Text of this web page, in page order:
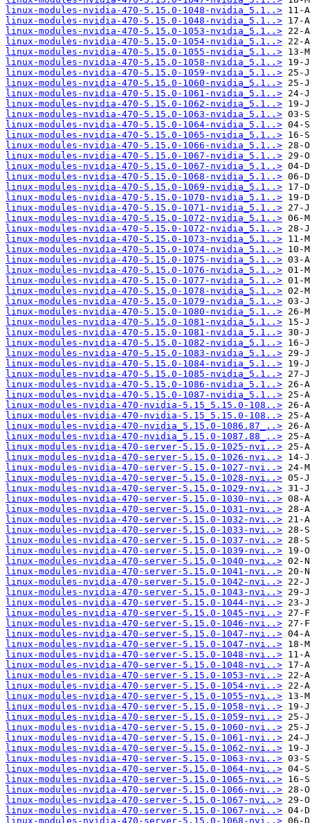
linux-modules-nvidia-470-5.15.0-1048-nvidia_5.1..>
linux-modules-nvidia-470-5.15.0-1048-nvidia_5.1..>
linux-modules-nvidia-470-5.15.0-1053-nvidia_5.1..>
linux-modules-nvidia-470-5.15.0-1054-nvidia_5.1..>
linux-modules-nvidia-470-5.15.0-1055-nvidia_5.1..>
linux-modules-nvidia-470-5.15.0-1058-nvidia_5.1..>
linux-modules-nvidia-470-5.15.0-1059-nvidia_5.1..>
linux-modules-nvidia-470-5.15.0-1060-nvidia_5.1..>
linux-modules-nvidia-470-5.15.0-1061-nvidia_5.1..>
linux-modules-nvidia-470-5.15.0-1062-nvidia_5.1..>
linux-modules-nvidia-470-5.15.0-1063-nvidia_5.1..>
linux-modules-nvidia-470-5.15.0-1064-nvidia_5.1..>
linux-modules-nvidia-470-5.15.0-1065-nvidia_5.1..>
linux-modules-nvidia-470-5.15.0-1066-nvidia_5.1..>
linux-modules-nvidia-470-5.15.0-1067-nvidia_5.1..>
linux-modules-nvidia-470-5.15.0-1067-nvidia_5.1..>
linux-modules-nvidia-470-5.15.0-1068-nvidia_5.1..>
linux-modules-nvidia-470-5.15.0-1069-nvidia_5.1..>
linux-modules-nvidia-470-5.15.0-1070-nvidia_5.1..>
linux-modules-nvidia-470-5.15.0-1071-nvidia_5.1..>
linux-modules-nvidia-470-5.15.0-1072-nvidia_5.1..>
linux-modules-nvidia-470-5.15.0-1072-nvidia_5.1..>
linux-modules-nvidia-470-5.15.0-1073-nvidia_5.1..>
linux-modules-nvidia-470-5.15.0-1074-nvidia_5.1..>
linux-modules-nvidia-470-5.15.0-1075-nvidia_5.1..>
linux-modules-nvidia-470-5.15.0-1076-nvidia_5.1..>
linux-modules-nvidia-470-5.15.0-1077-nvidia_5.1..>
linux-modules-nvidia-470-5.15.0-1078-nvidia_5.1..>
linux-modules-nvidia-470-5.15.0-1079-nvidia_5.1..>
linux-modules-nvidia-470-5.15.0-1080-nvidia_5.1..>
linux-modules-nvidia-470-5.15.0-1081-nvidia_5.1..>
linux-modules-nvidia-470-5.15.0-1081-nvidia_5.1..>
linux-modules-nvidia-470-5.15.0-1082-nvidia_5.1..>
linux-modules-nvidia-470-5.15.0-1083-nvidia_5.1..>
linux-modules-nvidia-470-5.15.0-1084-nvidia_5.1..>
linux-modules-nvidia-470-5.15.0-1085-nvidia_5.1..>
linux-modules-nvidia-470-5.15.0-1086-nvidia_5.1..>
linux-modules-nvidia-470-5.15.0-1087-nvidia_5.1..>
linux-modules-nvidia-470-nvidia-5.15_5.15.0-108..>
linux-modules-nvidia-470-nvidia-5.15_5.15.0-108..>
linux-modules-nvidia-470-nvidia_5.15.0-1086.87_..>
linux-modules-nvidia-470-nvidia_5.15.0-1087.88_..>
linux-modules-nvidia-470-server-5.15.0-1025-nvi..>
linux-modules-nvidia-470-server-5.15.0-1026-nvi..>
linux-modules-nvidia-470-server-5.15.0-1027-nvi..>
linux-modules-nvidia-470-server-5.15.0-1028-nvi..>
linux-modules-nvidia-470-server-5.15.0-1029-nvi..>
linux-modules-nvidia-470-server-5.15.0-1030-nvi..>
linux-modules-nvidia-470-server-5.15.0-1031-nvi..>
linux-modules-nvidia-470-server-5.15.0-1032-nvi..>
linux-modules-nvidia-470-server-5.15.0-1033-nvi..>
linux-modules-nvidia-470-server-5.15.0-1037-nvi..>
linux-modules-nvidia-470-server-5.15.0-1039-nvi..>
linux-modules-nvidia-470-server-5.15.0-1040-nvi..>
linux-modules-nvidia-470-server-5.15.0-1041-nvi..>
linux-modules-nvidia-470-server-5.15.0-1042-nvi..>
linux-modules-nvidia-470-server-5.15.0-1043-nvi..>
linux-modules-nvidia-470-server-5.15.0-1044-nvi..>
linux-modules-nvidia-470-server-5.15.0-1045-nvi..>
linux-modules-nvidia-470-server-5.15.0-1046-nvi..>
linux-modules-nvidia-470-server-5.15.0-1047-nvi..>
linux-modules-nvidia-470-server-5.15.0-1047-nvi..>
linux-modules-nvidia-470-server-5.15.0-1048-nvi..>
linux-modules-nvidia-470-server-5.15.0-1048-nvi..>
linux-modules-nvidia-470-server-5.15.0-1053-nvi..>
linux-modules-nvidia-470-server-5.15.0-1054-nvi..>
linux-modules-nvidia-470-server-5.15.0-1055-nvi..>
linux-modules-nvidia-470-server-5.15.0-1058-nvi..>
linux-modules-nvidia-470-server-5.15.0-1059-nvi..>
linux-modules-nvidia-470-server-5.15.0-1060-nvi..>
linux-modules-nvidia-470-server-5.15.0-1061-nvi..>
linux-modules-nvidia-470-server-5.15.0-1062-nvi..>
linux-modules-nvidia-470-server-5.15.0-1063-nvi..>
linux-modules-nvidia-470-server-5.15.0-1064-nvi..>
linux-modules-nvidia-470-server-5.15.0-1065-nvi..>
linux-modules-nvidia-470-server-5.15.0-1066-nvi..>
linux-modules-nvidia-470-server-5.15.0-1067-nvi..>
linux-modules-nvidia-470-server-5.15.0-1067-nvi..>
linux-modules-nvidia-470-server-5.15.0-1068-nvi..>